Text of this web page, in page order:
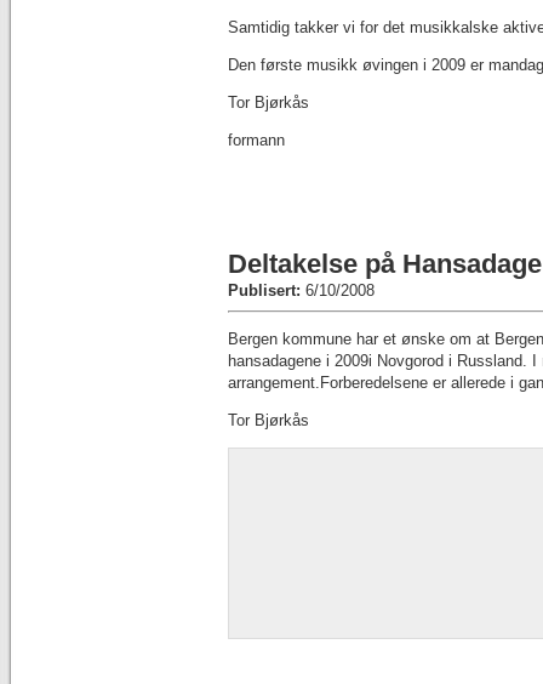
Samtidig takker vi for det musikkalske
Den første musikk øvingen i 2009 er
Tor Bjørkås
formann
Deltakelse på
Publisert: 6/10/2008
Bergen kommune har et ønske om at
hansadagene i 2009i Novgorod i Russland.
arrangement.Forberedelsene er allerede i
Tor Bjørkås